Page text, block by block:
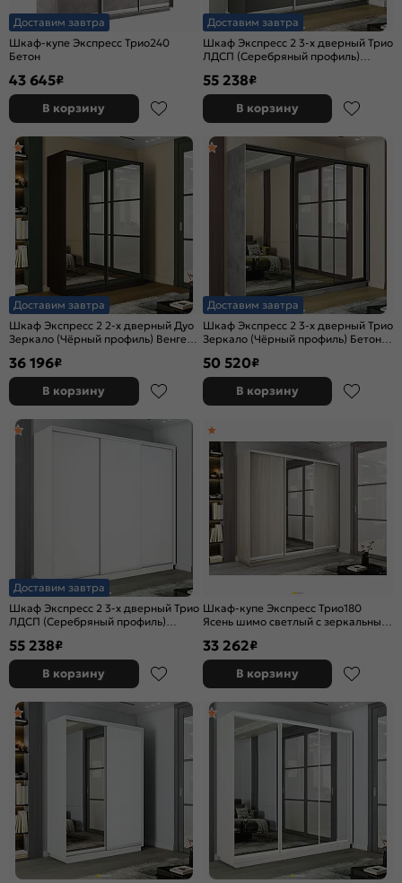
Доставим завтра
Шкаф-купе Экспресс Трио240
Бетон
43 645₽
В корзину
Доставим завтра
Шкаф Экспресс 2 3-х дверный Трио
ЛДСП (Серебряный профиль)
55 238₽
В корзину
Доставим завтра
Шкаф Экспресс 2 2-х дверный Дуо
Зеркало (Чёрный профиль) Венге
36 196₽
В корзину
Доставим завтра
Шкаф Экспресс 2 3-х дверный Трио
Зеркало (Чёрный профиль) Бетон
50 520₽
В корзину
Доставим завтра
Шкаф Экспресс 2 3-х дверный Трио
ЛДСП (Серебряный профиль)
55 238₽
В корзину
Шкаф-купе Экспресс Трио180
Ясень шимо светлый с зеркальным
33 262₽
В корзину